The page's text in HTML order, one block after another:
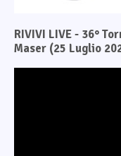
RIVIVI LIVE - 36°
Maser (25 Luglio